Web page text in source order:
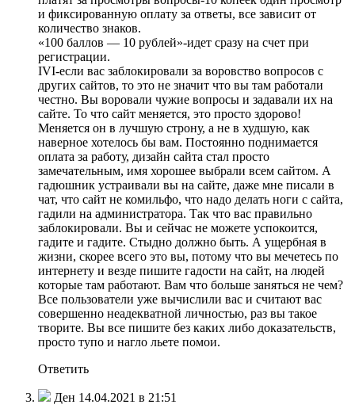
и фиксированную оплату за ответы, все зависит от
количество знаков.
«100 баллов — 10 рублей»-идет сразу на счет при
регистрации.
IVI-если вас заблокировали за воровство вопросов с
других сайтов, то это не значит что вы там работали
честно. Вы воровали чужие вопросы и задавали их на
сайте. То что сайт меняется, это просто здорово!
Меняется он в лучшую строну, а не в худшую, как
наверное хотелось бы вам. Постоянно поднимается
оплата за работу, дизайн сайта стал просто
замечательным, имя хорошее выбрали всем сайтом. А
гадюшник устраивали вы на сайте, даже мне писали в
чат, что сайт не комильфо, что надо делать ноги с сайта,
гадили на администратора. Так что вас правильно
заблокировали. Вы и сейчас не можете успокоится,
гадите и гадите. Стыдно должно быть. А ущербная в
жизни, скорее всего это вы, потому что вы мечетесь по
интернету и везде пишите гадости на сайт, на людей
которые там работают. Вам что больше заняться не чем?
Все пользователи уже вычислили вас и считают вас
совершенно неадекватной личностью, раз вы такое
творите. Вы все пишите без каких либо доказательств,
просто тупо и нагло льете помои.
Ответить
Ден 14.04.2021 в 21:51